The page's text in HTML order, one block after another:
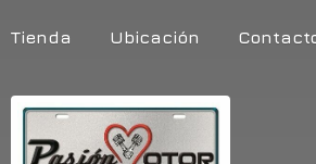
Tienda Ubicación